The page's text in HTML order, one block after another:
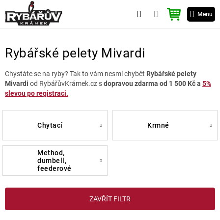
na
obsah
Menu
NÁKUPNÍ
KOŠÍK
Rybářské pelety Mivardi
Chystáte se na ryby? Tak to vám nesmí chybět Rybářské pelety
Mivardi od RybářůvKrámek.cz sdopravou zdarma od 1 500 Kč a 5%
slevou po registraci.
chytací krmné
method,
dumbell,
feederové
ZAVŘÍT FILTR
V
p